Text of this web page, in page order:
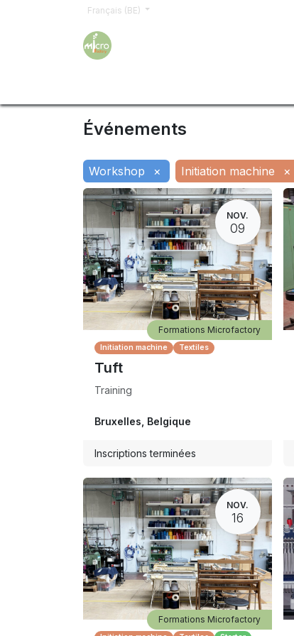
Français (BE)
Événements
Workshop × Initiation machine ×
NOV.
09
Initiation machine Textiles
Tuft
Training
Formations Microfactory
Bruxelles Belgique
Inscriptions terminées
NOV.
16
Formations Microfactory